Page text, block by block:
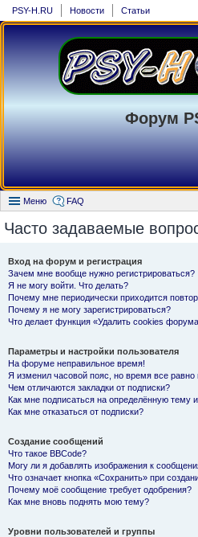
PSY-H.RU Новости Статьи
Форум
Меню FAQ
Часто задаваемые
Вход на форум и регистрация
Зачем мне вообще нужно регистрироваться?
Я не могу войти. Что делать?
Почему мне периодически приходится
Почему я не могу зарегистрироваться?
Что делает функция «Удалить cookies
Параметры и настройки пользователя
На форуме неправильное время!
Я изменил часовой пояс, но время все равно
Чем отличаются закладки от подписки?
Как мне подписаться на определённую тему
Как мне отказаться от подписки?
Создание сообщений
Что такое BBCode?
Могу ли я добавлять изображения к
Что означает кнопка «Сохранить» при
Почему моё сообщение требует одобрения?
Как мне вновь поднять мою тему?
Уровни пользователей и группы